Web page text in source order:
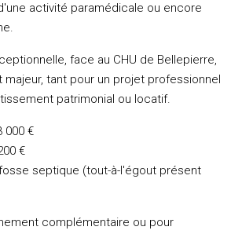
activité paramédicale ou encore
face au CHU de Bellepierre,
tant pour un projet professionnel
patrimonial ou locatif.
000 €
€
septique (tout-à-l'égout présent
complémentaire ou pour